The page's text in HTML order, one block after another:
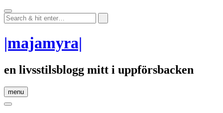
Skip
to
content
|majamyra|
en livsstilsblogg mitt i uppförsbacken
menu